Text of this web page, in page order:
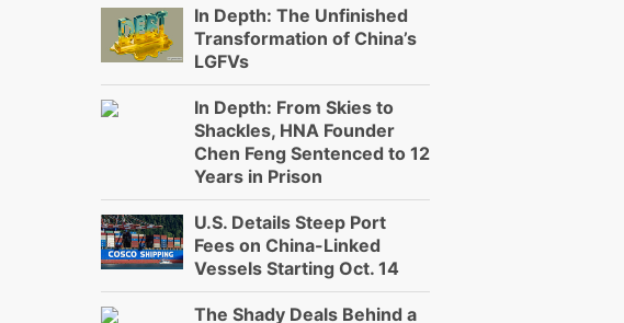
In Depth: The Unfinished
Transformation of China’s
LGFVs
In Depth: From Skies to
Shackles, HNA Founder
Chen Feng Sentenced to 12
Years in Prison
U.S. Details Steep Port
Fees on China-Linked
Vessels Starting Oct. 14
The Shady Deals Behind a